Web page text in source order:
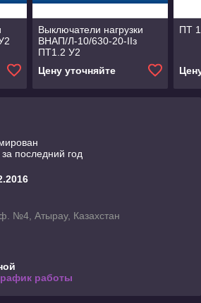
Выключатели нагрузки
ВНАП/Л-10/630-20-IIз
ПТ1.2 У2
Цену уточняйте
ПТ
последний год
№4, Атырау, Казахстан
работы